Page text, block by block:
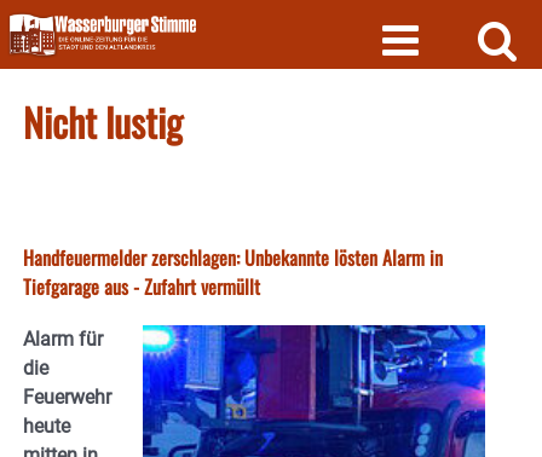
Skip
to
content
Nicht lustig
Handfeuermelder zerschlagen: Unbekannte lösten Alarm in
Tiefgarage aus - Zufahrt vermüllt
Alarm für
die
Feuerwehr
heute